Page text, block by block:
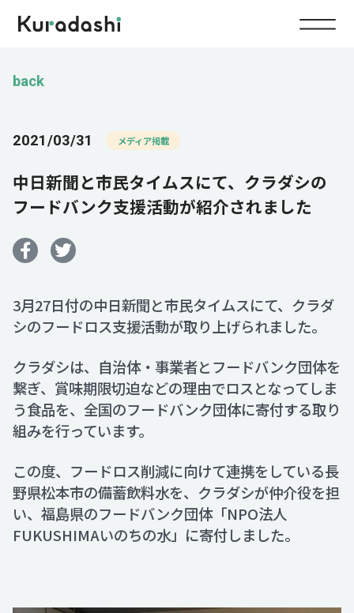
Top
Service
Food
Energy
Impact
Company
IR
Recruit
Contact
back
2021/03/31 メディア掲載
中日新聞と市民タイムスにて、クラダシの
フードバンク支援活動が紹介されました
3月27日付の中日新聞と市民タイムスにて、クラダ
シのフードロス支援活動が取り上げられました。
クラダシは、自治体・事業者とフードバンク団体を
繋ぎ、賞味期限切迫などの理由でロスとなってしま
う食品を、全国のフードバンク団体に寄付する取り
組みを行っています。
この度、フードロス削減に向けて連携をしている長
野県松本市の備蓄飲料水を、クラダシが仲介役を担
い、福島県のフードバンク団体「NPO法人
FUKUSHIMAいのちの水」に寄付しました。